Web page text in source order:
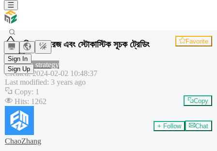
Sign In
Sign Up
মুভিং এভারেজ এবং স্টোকাস্টিক সূচক ট্রেডিং
কৌশল
Favorite
Common strategy
Created:2024-02-02 10:48:37
Last modified: 3 years ago
Copy: 1
Hits: 1262 Copy
ChaoZhang
+ Follow Chat